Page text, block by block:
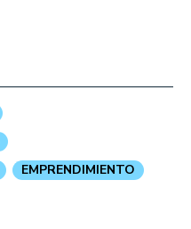
EMPRENDIMIENTO